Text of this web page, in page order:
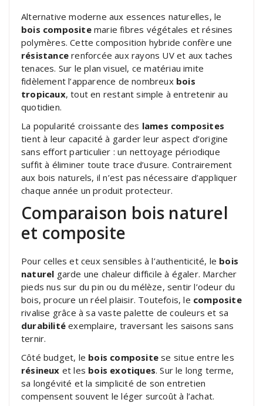
Alternative moderne aux essences naturelles, le
bois compositemarie fibres végétales et résines
polymères. Cette composition hybride confère une
résistance renforcée aux rayons UV et aux taches
tenaces. Sur le plan visuel, ce matériau imite
fidèlement l’apparence de nombreux bois
tropicaux, tout en restant simple à entretenir au
quotidien.
La popularité croissante des lames composites
tient à leur capacité à garder leur aspect d’origine
sans effort particulier : un nettoyage périodique
suffit à éliminer toute trace d’usure. Contrairement
aux bois naturels, il n’est pas nécessaire d’appliquer
chaque année un produit protecteur.
Comparaison bois naturel
et composite
Pour celles et ceux sensibles à l’authenticité, le bois
naturel garde une chaleur difficile à égaler. Marcher
pieds nus sur du pin ou du mélèze, sentir l’odeur du
bois, procure un réel plaisir. Toutefois, le composite
rivalise grâce à sa vaste palette de couleurs et sa
durabilité exemplaire, traversant les saisons sans
ternir.
Côté budget, le bois composite se situe entre les
résineux et les bois exotiques. Sur le long terme,
sa longévité et la simplicité de son entretien
compensent souvent le léger surcoût à l’achat.